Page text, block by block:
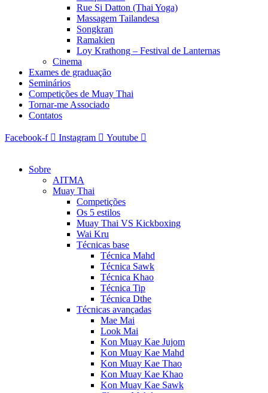
Rue Si Datton (Thai Yoga)
Massagem Tailandesa
Songkran
Ramakien
Loy Krathong – Festival de Lanternas
Cinema
Exames de graduação
Seminários
Competições de Muay Thai
Tornar-me Associado
Contatos
Facebook-f Instagram Youtube
Sobre
AITMA
Muay Thai
Competições
Os 5 estilos
Muay Thai VS Kickboxing
Wai Kru
Técnicas base
Técnica Mahd
Técnica Sawk
Técnica Khao
Técnica Tip
Técnica Dthe
Técnicas avançadas
Mae Mai
Look Mai
Kon Muay Kae Jujom
Kon Muay Kae Mahd
Kon Muay Kae Thao
Kon Muay Kae Khao
Kon Muay Kae Sawk